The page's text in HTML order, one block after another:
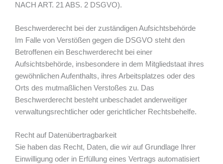
NACH ART. 21 ABS. 2 DSGVO).
Beschwerde­recht bei der zuständigen Aufsichts­behörde
Im Falle von Verstößen gegen die DSGVO steht den
Betroffenen ein Beschwerderecht bei einer
Aufsichtsbehörde, insbesondere in dem Mitgliedstaat ihres
gewöhnlichen Aufenthalts, ihres Arbeitsplatzes oder des
Orts des mutmaßlichen Verstoßes zu. Das
Beschwerderecht besteht unbeschadet anderweitiger
verwaltungsrechtlicher oder gerichtlicher Rechtsbehelfe.
Recht auf Daten­übertrag­barkeit
Sie haben das Recht, Daten, die wir auf Grundlage Ihrer
Einwilligung oder in Erfüllung eines Vertrags automatisiert